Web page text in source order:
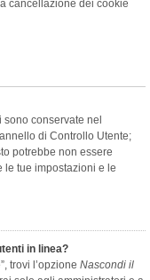
cancellazione dei cookie
conservate nel
di Controllo Utente;
potrebbe non essere
le tue impostazioni e le
in linea?
trovi l’opzione Nascondi il